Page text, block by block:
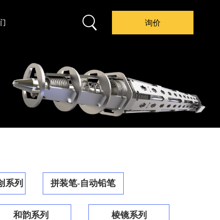
询价
系列 拼装笔-自动铅笔
和韵系列 棱镜系列